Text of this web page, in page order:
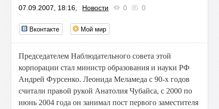
07.09.2007, 18:16, Новости 0 0
Вконтакте Мой мир
Председателем Наблюдательного совета этой
корпорации стал министр образования и науки РФ
Андрей Фурсенко. Леонида Меламеда с 90-х годов
считали правой рукой Анатолия Чубайса, с 2000 по
июнь 2004 года он занимал пост первого заместителя